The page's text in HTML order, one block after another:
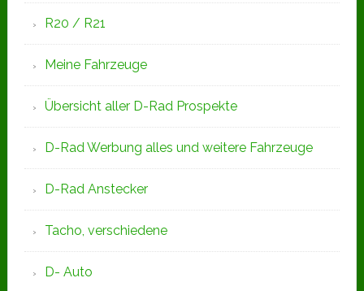
R20 / R21
Meine Fahrzeuge
Übersicht aller D-Rad Prospekte
D-Rad Werbung alles und weitere Fahrzeuge
D-Rad Anstecker
Tacho, verschiedene
D- Auto